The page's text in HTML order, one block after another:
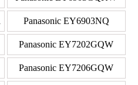
Panasonic EY6903NQ
Panasonic EY7202GQW
Panasonic EY7206GQW